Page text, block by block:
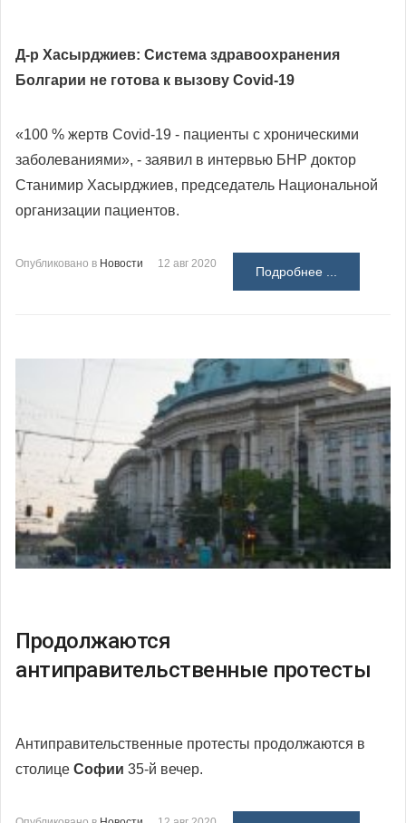
Д-р Хасырджиев: Система здравоохранения
Болгарии не готова к вызову Covid-19
«100 % жертв Covid-19 - пациенты с хроническими
заболеваниями», - заявил в интервью БНР доктор
Станимир Хасырджиев, председатель Национальной
организации пациентов.
Опубликовано в Новости 12 авг 2020
Подробнее ...
Продолжаются
антиправительственные протесты
Антиправительственные протесты продолжаются в
столице Софии 35-й вечер.